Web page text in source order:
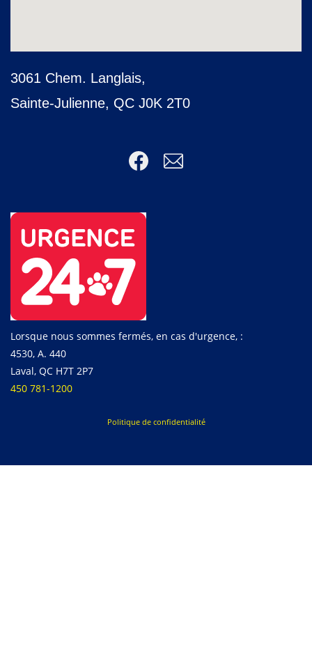
3061 Chem. Langlais,
Sainte-Julienne, QC J0K 2T0
Lorsque nous sommes fermés, en cas d'urgence, :
4530, A. 440
Laval, QC H7T 2P7
450 781-1200
Politique de confidentialité